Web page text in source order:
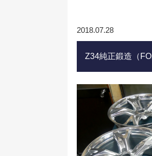
2018.07.28
Z34純正鍛造（